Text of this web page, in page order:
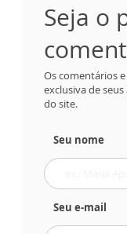
Seja o
Os comentários
exclusiva de
do site.
Seu nome
Seu e-mail